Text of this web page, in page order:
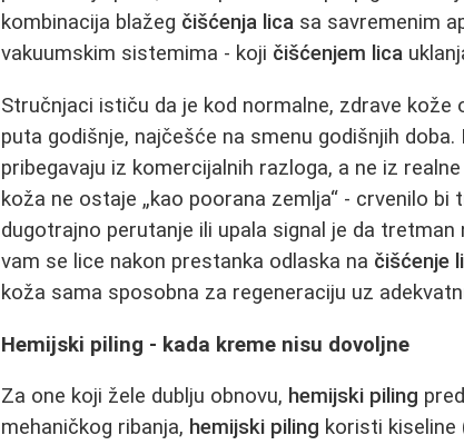
kombinacija blažeg čišćenja lica sa savremenim
vakuumskim sistemima - koji čišćenjem lica
Stručnjaci ističu da je kod normalne, zdrave kože
puta godišnje, najčešće na smenu godišnjih
pribegavaju iz komercijalnih razloga, a ne iz
koža ne ostaje „kao poorana zemlja“ - crvenilo
dugotrajno perutanje ili upala signal je da
vam se lice nakon prestanka odlaska na čišćenje
koža sama sposobna za regeneraciju uz
Hemijski piling - kada kreme nisu dovoljne
Za one koji žele dublju obnovu, hemijski piling
mehaničkog ribanja, hemijski piling koristi kiseline